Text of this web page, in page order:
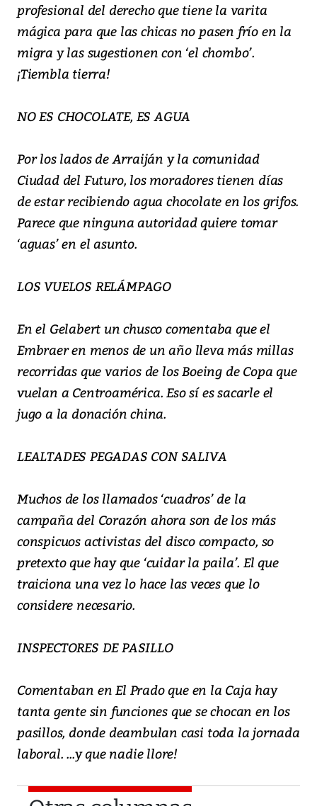
profesional del derecho que tiene la varita
mágica para que las chicas no pasen frío en la
migra y las sugestionen con ‘el chombo’.
¡Tiembla tierra!
NO ES CHOCOLATE, ES AGUA
Por los lados de Arraiján y la comunidad
Ciudad del Futuro, los moradores tienen días
de estar recibiendo agua chocolate en los grifos.
Parece que ninguna autoridad quiere tomar
‘aguas’ en el asunto.
LOS VUELOS RELÁMPAGO
En el Gelabert un chusco comentaba que el
Embraer en menos de un año lleva más millas
recorridas que varios de los Boeing de Copa que
vuelan a Centroamérica. Eso sí es sacarle el
jugo a la donación china.
LEALTADES PEGADAS CON SALIVA
Muchos de los llamados ‘cuadros’ de la
campaña del Corazón ahora son de los más
conspicuos activistas del disco compacto, so
pretexto que hay que ‘cuidar la paila’. El que
traiciona una vez lo hace las veces que lo
considere necesario.
INSPECTORES DE PASILLO
Comentaban en El Prado que en la Caja hay
tanta gente sin funciones que se chocan en los
pasillos, donde deambulan casi toda la jornada
laboral. ...y que nadie llore!